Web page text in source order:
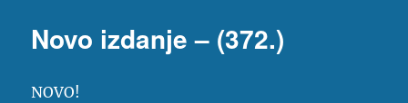
Novo izdanje – (372.)
NOVO!